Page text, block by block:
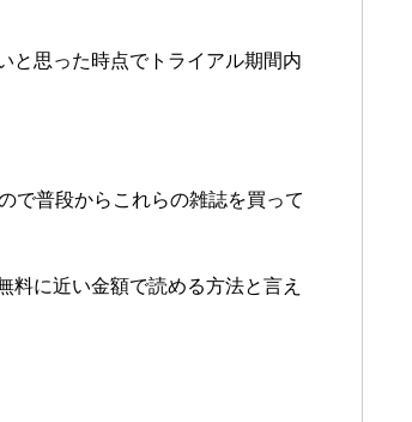
と思った時点でトライアル期間内
で普段からこれらの雑誌を買って
料に近い金額で読める方法と言え